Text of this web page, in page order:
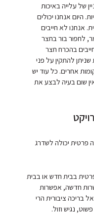
של עלייה באיכות
היום אנחנו יכולים
אנחנו לא חייבים
לחפור בור בחצר
בהכרח חצר
להתקין על פני
אחרים. כל עוד יש
שום בעיה לבצע את
פרטית יכולה לשדרג
בבית חדש או בבית
חדשה, אפשרות
בריכה ציבורית הרי
נגיש וזול.